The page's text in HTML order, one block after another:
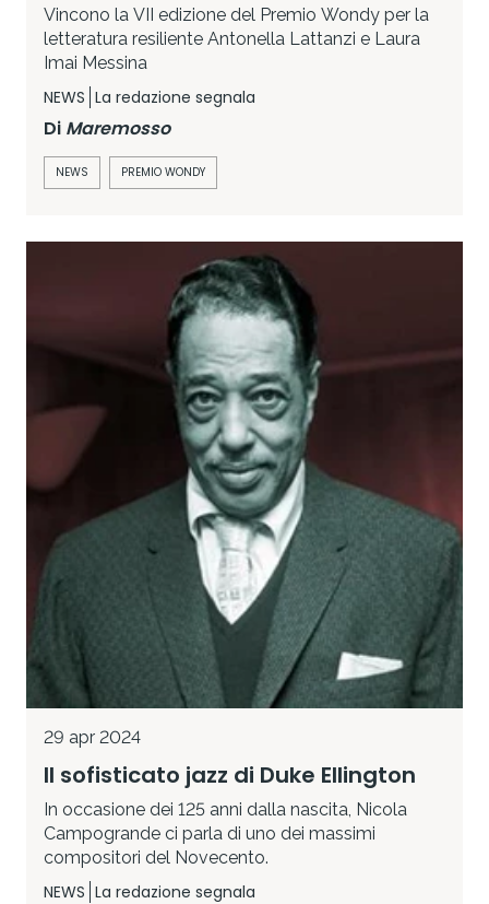
Vincono la VII edizione del Premio Wondy per la
letteratura resiliente Antonella Lattanzi e Laura
Imai Messina
NEWS La redazione segnala
Di Maremosso
NEWS PREMIO WONDY
29 apr 2024
Il sofisticato jazz di Duke Ellington
In occasione dei 125 anni dalla nascita, Nicola
Campogrande ci parla di uno dei massimi
compositori del Novecento.
NEWS La redazione segnala